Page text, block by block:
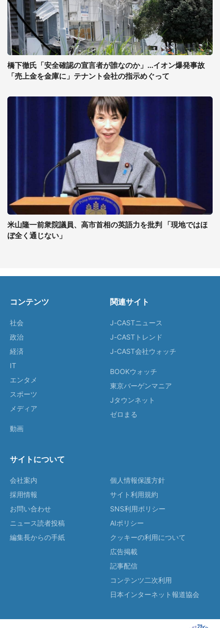
橋下徹氏「安全確認の宣言者が誰なのか」...イオン爆発事故
「売上金を金庫に」テナント会社の指示めぐって
米山隆一前衆院議員、高市首相の英語力を批判 「現地ではほ
ぼ全く通じない」
コンテンツ
社会
政治
経済
IT
エンタメ
スポーツ
メディア
動画
関連サイト
J-CASTニュース
J-CASTトレンド
J-CAST会社ウォッチ
BOOKウォッチ
東京バーゲンマニア
Jタウンネット
ゼロまる
サイトについて
会社案内
採用情報
お問い合わせ
ニュース読者投稿
編集長からの手紙
個人情報保護方針
サイト利用規約
SNS利用ポリシー
AIポリシー
クッキーの利用について
広告掲載
記事配信
コンテンツ二次利用
日本インターネット報道協会